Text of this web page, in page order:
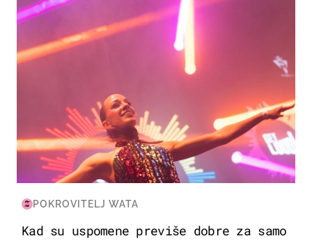
POKROVITELJ WATA
Kad su uspomene previše dobre za samo